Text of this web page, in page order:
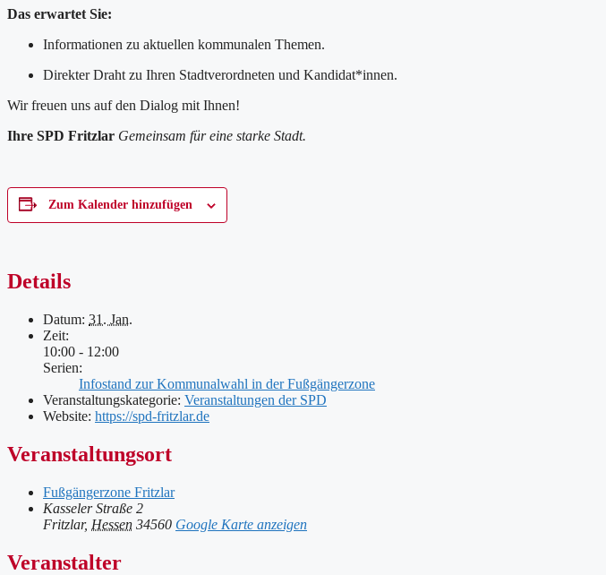
Das erwartet Sie:
Informationen zu aktuellen kommunalen Themen.
Direkter Draht zu Ihren Stadtverordneten und Kandidat*innen.
Wir freuen uns auf den Dialog mit Ihnen!
Ihre SPD Fritzlar Gemeinsam für eine starke Stadt.
Zum Kalender hinzufügen
Details
Datum: 31. Jan.
Zeit:
10:00 - 12:00
Serien:
Infostand zur Kommunalwahl in der Fußgängerzone
Veranstaltungskategorie: Veranstaltungen der SPD
Website: https://spd-fritzlar.de
Veranstaltungsort
Fußgängerzone Fritzlar
Kasseler Straße 2
Fritzlar, Hessen 34560 Google Karte anzeigen
Veranstalter